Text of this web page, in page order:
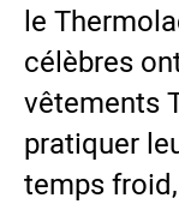
le
célèbres
vêtements
pratiquer
temps